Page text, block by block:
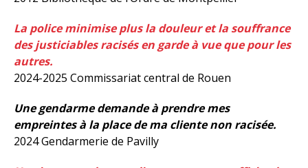
La police minimise plus la douleur et la souffrance
des justiciables racisés en garde à vue que pour les
autres.
2024-2025 Commissariat central de Rouen
Une gendarme demande à prendre mes
empreintes à la place de ma cliente non racisée.
2024 Gendarmerie de Pavilly